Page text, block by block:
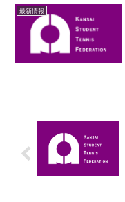
最新情報